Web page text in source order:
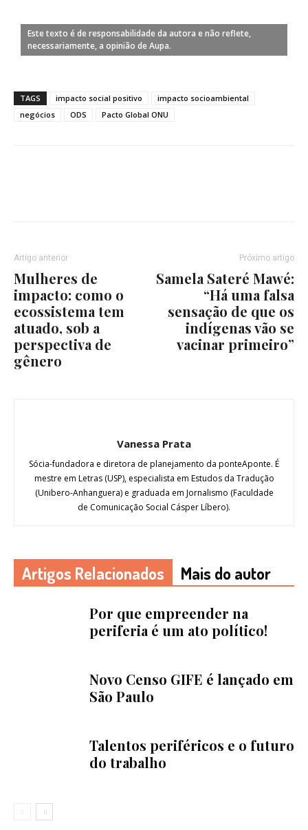
Este texto é de responsabilidade da autora e não reflete,
necessariamente, a opinião de Aupa.
TAGS impacto social positivo
impacto socioambiental
negócios
ODS Pacto Global ONU
Artigo anterior
Mulheres de
impacto: como o
ecossistema tem
atuado, sob a
perspectiva de
gênero
Próximo artigo
Samela Sateré Mawé:
“Há uma falsa
sensação de que os
indígenas vão se
vacinar primeiro”
Vanessa Prata
Sócia-fundadora e diretora de planejamento da ponteAponte. É
mestre em Letras (USP), especialista em Estudos da Tradução
(Unibero-Anhanguera) e graduada em Jornalismo (Faculdade
de Comunicação Social Cásper Líbero).
Artigos Relacionados Mais do autor
Por que empreender na
periferia é um ato político!
Novo Censo GIFE é lançado em
São Paulo
Talentos periféricos e o futuro
do trabalho